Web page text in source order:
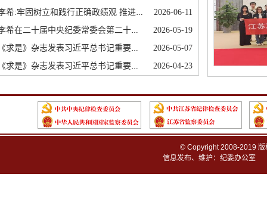
© Copyright 2008-2019
信息发布、维护：纪委办公室
希:牢固树立和践行正确政绩观 推进新征程纪检监察工作高质量发展
2026-06-11
二十届中央纪委常委会第二十二次集体学习时强调 深入学习贯彻习近平总书记关于社会工作的重要论述 以高质量监督执纪执法为社会工作高质量发展提供有力保障
2026-05-19
是》杂志发表习近平总书记重要文章《在省部级主要领导干部学习贯彻党的二十届四中全会精神专题研讨班上的讲话》
2026-05-07
求是》杂志发表习近平总书记重要文章 《推动全民阅读，建设书香社会》
2026-04-23